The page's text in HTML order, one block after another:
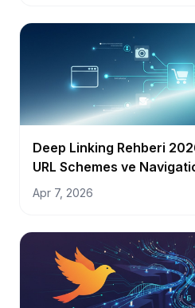
Deep Linking Rehberi
URL Schemes ve
Apr 7, 2026